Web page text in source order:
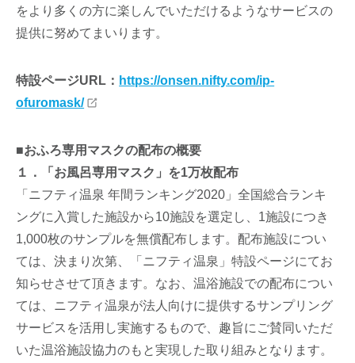
をより多くの方に楽しんでいただけるようなサービスの
提供に努めてまいります。
特設ページURL： https://onsen.nifty.com/ip-
ofuromask/
■おふろ専用マスクの配布の概要
１．「お風呂専用マスク」を1万枚配布
「ニフティ温泉 年間ランキング2020」全国総合ランキ
ングに入賞した施設から10施設を選定し、1施設につき
1,000枚のサンプルを無償配布します。配布施設につい
ては、決まり次第、「ニフティ温泉」特設ページにてお
知らせさせて頂きます。なお、温浴施設での配布につい
ては、ニフティ温泉が法人向けに提供するサンプリング
サービスを活用し実施するもので、趣旨にご賛同いただ
いた温浴施設協力のもと実現した取り組みとなります。